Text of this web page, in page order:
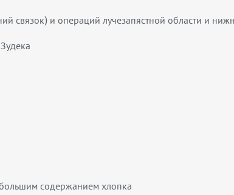
связок) и операций лучезапястной области и
содержанием хлопка